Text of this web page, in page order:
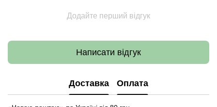
Додайте перший відгук
Написати відгук
Доставка Оплата